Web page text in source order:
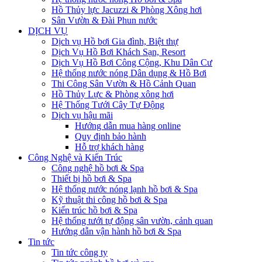
Hồ Thủy lực Jacuzzi & Phòng Xông hơi
Sân Vườn & Đài Phun nước
DỊCH VỤ
Dịch vụ Hồ bơi Gia đình, Biệt thự
Dịch Vụ Hồ Bơi Khách Sạn, Resort
Dịch Vụ Hồ Bơi Công Cộng, Khu Dân Cư
Hệ thống nước nóng Dân dụng & Hồ Bơi
Thi Công Sân Vườn & Hồ Cảnh Quan
Hồ Thủy Lực & Phòng xông hơi
Hệ Thống Tưới Cây Tự Động
Dịch vụ hậu mãi
Hướng dẫn mua hàng online
Quy định bảo hành
Hỗ trợ khách hàng
Công Nghệ và Kiến Trúc
Công nghệ hồ bơi & Spa
Thiết bị hồ bơi & Spa
Hệ thống nước nóng lạnh hồ bơi & Spa
Kỹ thuật thi công hồ bơi & Spa
Kiến trúc hồ bơi & Spa
Hệ thống tưới tự động sân vườn, cảnh quan
Hướng dẫn vận hành hồ bơi & Spa
Tin tức
Tin tức công ty